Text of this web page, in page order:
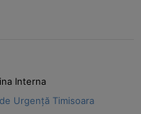
Interna
Urgență Timisoara